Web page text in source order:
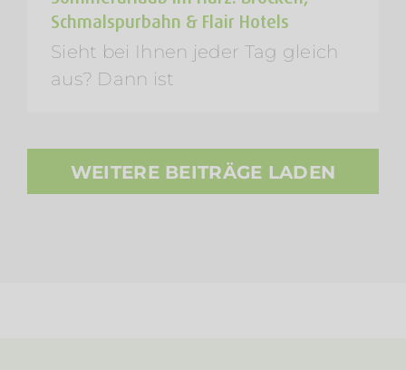
Schmalspurbahn & Flair Hotels
Sieht bei Ihnen jeder Tag gleich
aus? Dann ist
WEITERE BEITRÄGE LADEN